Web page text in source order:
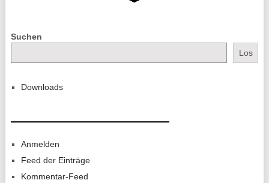
Suchen
Los
Downloads
———————————
Anmelden
Feed der Einträge
Kommentar-Feed